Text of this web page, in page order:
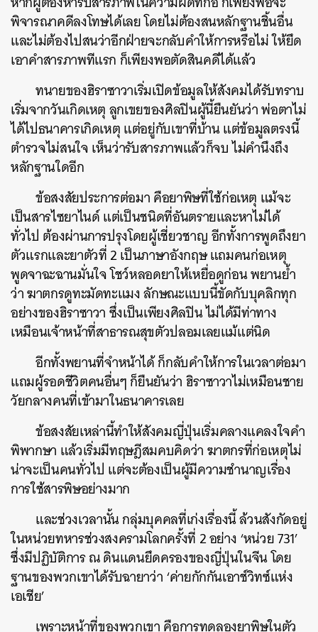
พิจารณาคดีลงโทษได้เลย โดยไม่ต้องสนหลักฐานชิ้นอื่น
และไม่ต้องไปสนว่าอีกฝ่ายจะกลับคำให้การหรือไม่ ให้ยึด
เอาคำสารภาพทีแรก ก็เพียงพอตัดสินคดีได้แล้ว
ทนายของฮิราซาวาเริ่มเปิดข้อมูลให้สังคมได้รับทราบ
เริ่มจากวันเกิดเหตุ ลูกเขยของศิลปินผู้นี้ยืนยันว่า พ่อตาไม่
ได้ไปธนาคารเกิดเหตุ แต่อยู่กับเขาที่บ้าน แต่ข้อมูลตรงนี้
ตำรวจไม่สนใจ เห็นว่ารับสารภาพแล้วก็จบ ไม่คำนึงถึง
หลักฐานใดอีก
ข้อสงสัยประการต่อมา คือยาพิษที่ใช้ก่อเหตุ แม้จะ
เป็นสารไซยาไนด์ แต่เป็นชนิดที่อันตรายและหาไม่ได้
ทั่วไป ต้องผ่านการปรุงโดยผู้เชี่ยวชาญ อีกทั้งการพูดถึงยา
ตัวแรกและยาตัวที่ 2 เป็นภาษาอังกฤษ แถมคนก่อเหตุ
พูดจาฉะฉานมั่นใจ โชว์หลอดยาให้เหยื่อดูก่อน พยานย้ำ
ว่า ฆาตกรดูทะมัดทะแมง ลักษณะแบบนี้ขัดกับบุคลิกทุก
อย่างของฮิราซาวา ซึ่งเป็นเพียงศิลปิน ไม่ได้มีท่าทาง
เหมือนเจ้าหน้าที่สาธารณสุขตัวปลอมเลยแม้แต่นิด
อีกทั้งพยานที่จำหน้าได้ ก็กลับคำให้การในเวลาต่อมา
แถมผู้รอดชีวิตคนอื่นๆ ก็ยืนยันว่า ฮิราซาวาไม่เหมือนชาย
วัยกลางคนที่เข้ามาในธนาคารเลย
ข้อสงสัยเหล่านี้ทำให้สังคมญี่ปุ่นเริ่มคลางแคลงใจคำ
พิพากษา แล้วเริ่มมีทฤษฎีสมคบคิดว่า ฆาตกรที่ก่อเหตุไม่
น่าจะเป็นคนทั่วไป แต่จะต้องเป็นผู้มีความชำนาญเรื่อง
การใช้สารพิษอย่างมาก
และช่วงเวลานั้น กลุ่มบุคคลที่เก่งเรื่องนี้ ล้วนสังกัดอยู่
ในหน่วยทหารช่วงสงครามโลกครั้งที่ 2 อย่าง ‘หน่วย 731’
ซึ่งมีปฏิบัติการ ณ ดินแดนยึดครองของญี่ปุ่นในจีน โดย
ฐานของพวกเขาได้รับฉายาว่า ‘ค่ายกักกันเอาช์วิทซ์แห่ง
เอเชีย’
เพราะหน้าที่ของพวกเขา คือการทดลองยาพิษในตัว
SHARE TWEET LINE EMAIL